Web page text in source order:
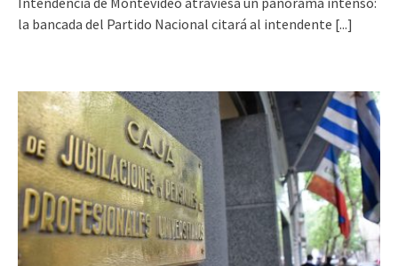
la bancada del Partido Nacional citará al intendente [...]